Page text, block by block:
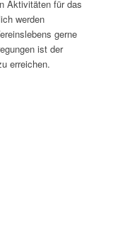
Aktivitäten für das
werden
gerne
ist der
erreichen.